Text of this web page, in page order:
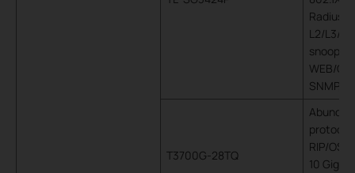
Radius.
L2/L3/L4
WEB/
SNMP,
T3700G-28TQ
RIP/
10